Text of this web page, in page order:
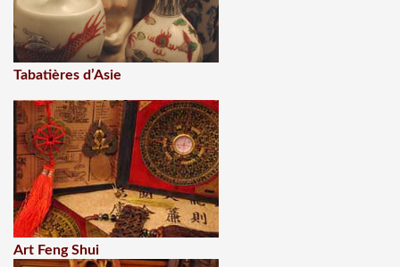
Tabatières d’Asie
Art Feng Shui